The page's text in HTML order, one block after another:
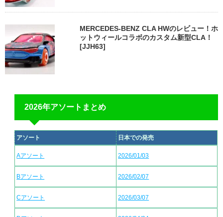
MERCEDES-BENZ CLA HWのレビュー！ホ
ットウィールコラボのカスタム新型CLA！
[JJH63]
2026年アソートまとめ
アソート 日本での発売
Aアソート 2026/01/03
Bアソート 2026/02/07
Cアソート 2026/03/07